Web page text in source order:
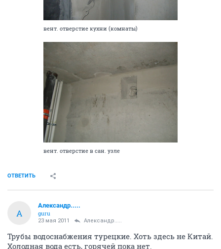
вент. отверстие кухни (комнаты)
вент. отверстие в сан. узле
ОТВЕТИТЬ
А
Александр.....
guru
23 мая 2011 Александр.....
Трубы водоснабжения турецкие. Хоть здесь не Китай.
Холодная вода есть, горячей пока нет.